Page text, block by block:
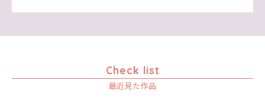
Check list
最近見た作品